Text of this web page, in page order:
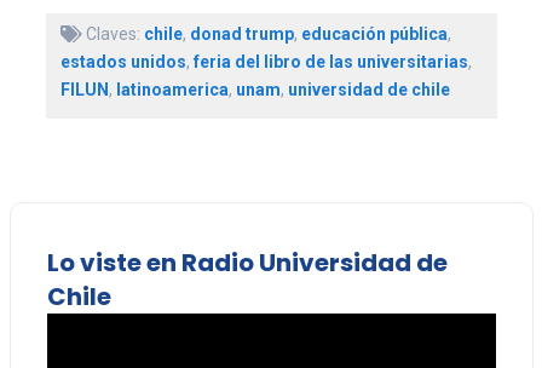
Claves: chile, donad trump, educación pública,
estados unidos,feria del libro de las universitarias,
FILUN , latinoamerica, unam, universidad de chile
Lo viste en Radio Universidad de
Chile